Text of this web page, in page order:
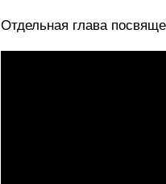
Отдельная глава